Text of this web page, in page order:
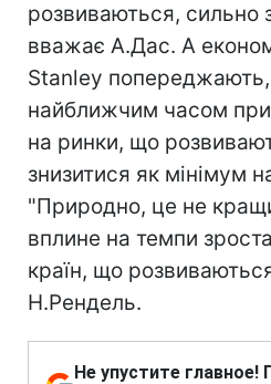
розвиваються, сильно
вважає А.Дас. А
Stanley
найближчим часом
на ринки, що
знизитися як мінімум
"Природно, це не
вплине на темпи
країн, що
Н.Рендель.
Не упустите